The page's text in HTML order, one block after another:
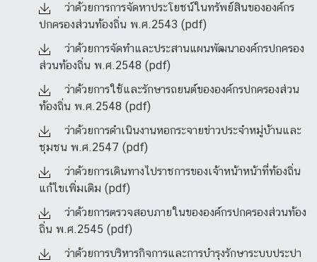
ว่าด้วยการการจัดหาประโยชน์ในทรัพย์สินขององค์กร
ปกครองส่วนท้องถิ่น พ.ศ.2543 (pdf)
ว่าด้วยการจัดทำและประสานแผนพัฒนาองค์กรปกครอง
ส่วนท้องถิ่น พ.ศ.2548 (pdf)
ว่าด้วยการใช้และรักษารถยนต์ขององค์กรปกครองส่วน
ท้องถิ่น พ.ศ.2548 (pdf)
ว่าด้วยการดำเนินงานหอกระจายข่าวประจำหมู่บ้านและ
ชุมชน พ.ศ.2547 (pdf)
ว่าด้วยการเดินทางไปราชการของเจ้าหน้าหน้าที่ท้องถิ่น
แก้ไขเพิ่มเติม (pdf)
ว่าด้วยการตรวจสอบภายในขององค์กรปกครองส่วนท้อง
ถิ่น พ.ศ.2545 (pdf)
ว่าด้วยการบริหารกิจการและการบำรุงรักษาระบบประปา